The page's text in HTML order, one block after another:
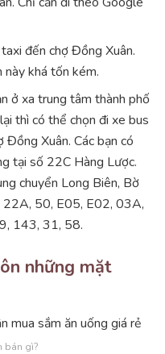
đến chợ Đồng Xuân.
này khá tốn kém.
ở xa trung tâm thành phố
thì có thể chọn đi xe bus
Đồng Xuân. Các bạn có
tại số 22C Hàng Lược.
chuyển Long Biên, Bờ
22A, 50, E05, E02, 03A,
143, 31, 58.
những mặt
bán gì?